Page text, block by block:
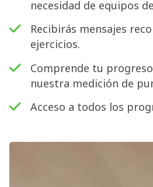
necesidad de equipos
Recibirás mensajes
ejercicios.
Comprende tu
nuestra medición de
Acceso a todos los